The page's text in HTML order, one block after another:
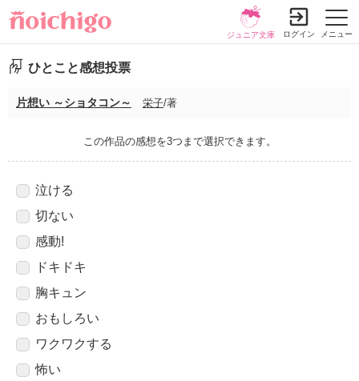
メニュー
ジュニア文庫 ログイン
ひとこと感想投票
片想い ～ショタコン～ 栄子/著
この作品の感想を3つまで選択できます。
泣ける
切ない
感動!
ドキドキ
胸キュン
おもしろい
ワクワクする
怖い